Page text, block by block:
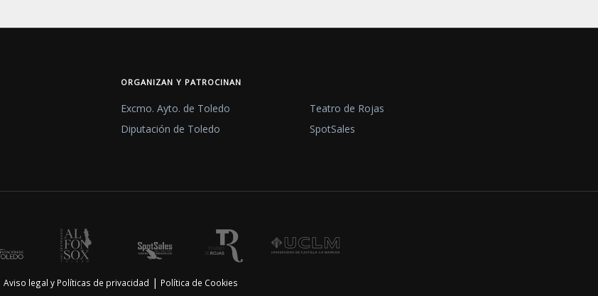
ORGANIZAN Y PATROCINAN
Excmo. Ayto. de Toledo
Diputación de Toledo
Teatro de Rojas
SpotSales
Aviso legal y Políticas de privacidad | Política de Cookies